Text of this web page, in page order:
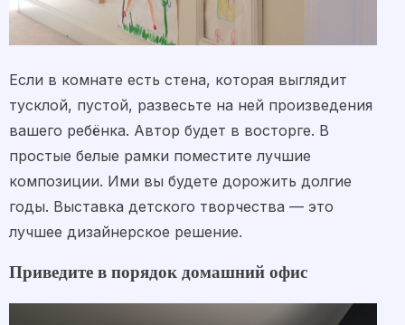
Если в комнате есть стена, которая выглядит
тусклой, пустой, развесьте на ней произведения
вашего ребёнка. Автор будет в восторге. В
простые белые рамки поместите лучшие
композиции. Ими вы будете дорожить долгие
годы. Выставка детского творчества — это
лучшее дизайнерское решение.
Приведите в порядок домашний офис